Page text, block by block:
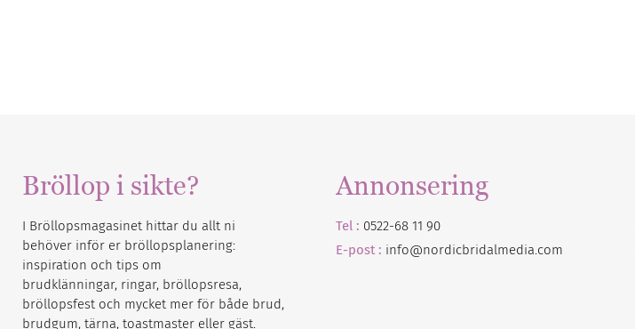
Bröllop i sikte?
I Bröllopsmagasinet hittar du allt ni
behöver inför er bröllopsplanering:
inspiration och tips om
brudklänningar, ringar, bröllopsresa,
bröllopsfest och mycket mer för både brud,
brudgum, tärna, toastmaster eller gäst.
Annonsering
Tel : 0522-68 11 90
E-post : info@nordicbridalmedia.com